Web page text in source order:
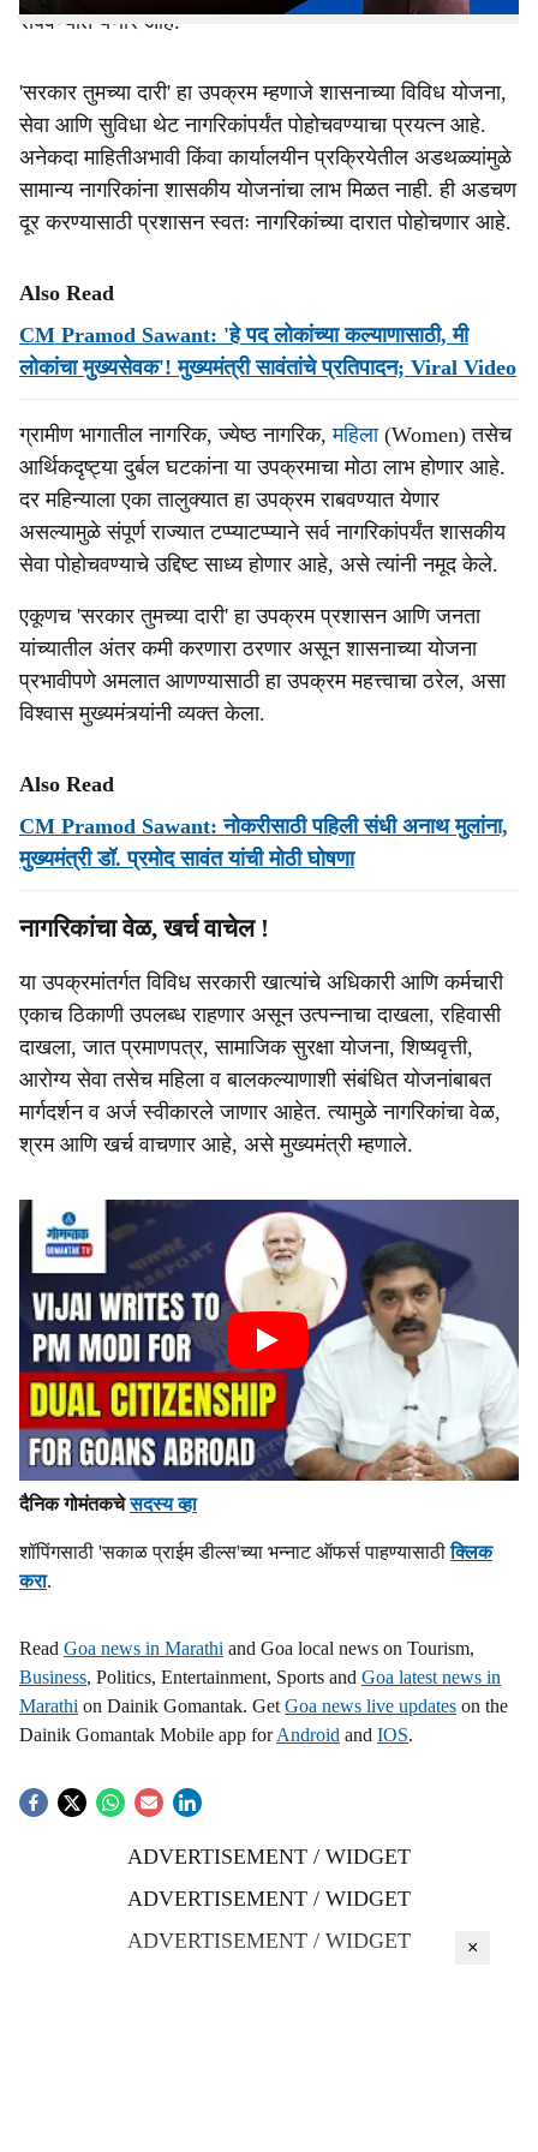
राबवण्यात येणार आहे.
'सरकार तुमच्या दारी' हा उपक्रम म्हणाजे शासनाच्या विविध योजना,
सेवा आणि सुविधा थेट नागरिकांपर्यंत पोहोचवण्याचा प्रयत्न आहे.
अनेकदा माहितीअभावी किंवा कार्यालयीन प्रक्रियेतील अडथळ्यांमुळे
सामान्य नागरिकांना शासकीय योजनांचा लाभ मिळत नाही. ही अडचण
दूर करण्यासाठी प्रशासन स्वतः नागरिकांच्या दारात पोहोचणार आहे.
Also Read
CM Pramod Sawant: 'हे पद लोकांच्या कल्याणासाठी, मी
लोकांचा मुख्यसेवक'! मुख्यमंत्री सावंतांचे प्रतिपादन; Viral Video
ग्रामीण भागातील नागरिक, ज्येष्ठ नागरिक,महिला(Women) तसेच
आर्थिकदृष्ट्या दुर्बल घटकांना या उपक्रमाचा मोठा लाभ होणार आहे.
दर महिन्याला एका तालुक्यात हा उपक्रम राबवण्यात येणार
असल्यामुळे संपूर्ण राज्यात टप्प्याटप्प्याने सर्व नागरिकांपर्यंत शासकीय
सेवा पोहोचवण्याचे उद्दिष्ट साध्य होणार आहे, असे त्यांनी नमूद केले.
एकूणच 'सरकार तुमच्या दारी' हा उपक्रम प्रशासन आणि जनता
यांच्यातील अंतर कमी करणारा ठरणार असून शासनाच्या योजना
प्रभावीपणे अमलात आणण्यासाठी हा उपक्रम महत्त्वाचा ठरेल, असा
विश्वास मुख्यमंत्र्यांनी व्यक्त केला.
Also Read
CM Pramod Sawant: नोकरीसाठी पहिली संधी अनाथ मुलांना,
मुख्यमंत्री डॉ. प्रमोद सावंत यांची मोठी घोषणा
नागरिकांचा वेळ, खर्च वाचेल !
या उपक्रमांतर्गत विविध सरकारी खात्यांचे अधिकारी आणि कर्मचारी
एकाच ठिकाणी उपलब्ध राहणार असून उत्पन्नाचा दाखला, रहिवासी
दाखला, जात प्रमाणपत्र, सामाजिक सुरक्षा योजना, शिष्यवृत्ती,
आरोग्य सेवा तसेच महिला व बालकल्याणाशी संबंधित योजनांबाबत
मार्गदर्शन व अर्ज स्वीकारले जाणार आहेत. त्यामुळे नागरिकांचा वेळ,
श्रम आणि खर्च वाचणार आहे, असे मुख्यमंत्री म्हणाले.
दैनिक गोमंतकचेसदस्य व्हा
शॉपिंगसाठी 'सकाळ प्राईम डील्स'च्या भन्नाट ऑफर्स पाहण्यासाठीक्लिक
करा.
Read Goa news in Marathi and Goa local news on Tourism,
Business, Politics, Entertainment, Sports and Goa latest news in
Marathi on Dainik Gomantak. Get Goa news live updates on the
Dainik Gomantak Mobile app forAndroid and IOS.
ADVERTISEMENT / WIDGET
ADVERTISEMENT / WIDGET
ADVERTISEMENT / WIDGET
×